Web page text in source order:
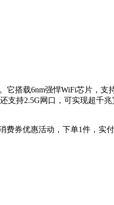
搭载6nm强悍WiFi芯片，
支持2.5G网口，可实现超千
券优惠活动，下单1件，实